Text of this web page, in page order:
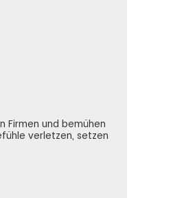
Firmen und bemühen
verletzen, setzen